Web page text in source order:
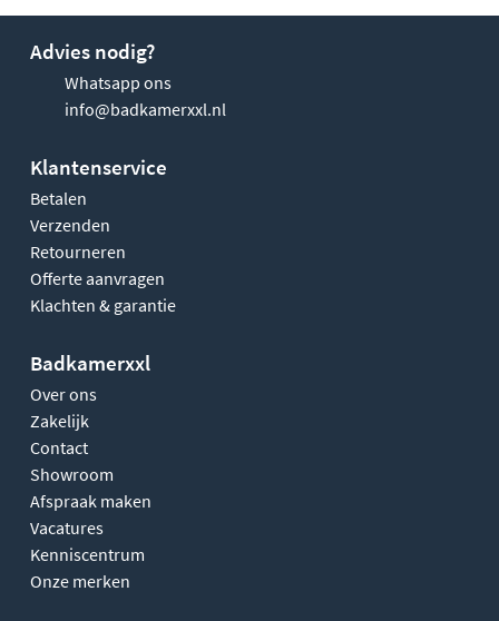
Advies nodig?
Whatsapp ons
info@badkamerxxl.nl
Klantenservice
Betalen
Verzenden
Retourneren
Offerte aanvragen
Klachten & garantie
Badkamerxxl
Over ons
Zakelijk
Contact
Showroom
Afspraak maken
Vacatures
Kenniscentrum
Onze merken